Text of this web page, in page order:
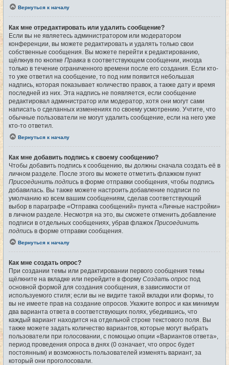
Вернуться к началу
Как мне отредактировать или удалить сообщение?
Если вы не являетесь администратором или модератором
конференции, вы можете редактировать и удалять только свои
собственные сообщения. Вы можете перейти к редактированию,
щёлкнув по кнопке Правка в соответствующем сообщении, иногда
только в течение ограниченного времени после его создания. Если кто-
то уже ответил на сообщение, то под ним появится небольшая
надпись, которая показывает количество правок, а также дату и время
последней из них. Эта надпись не появляется, если сообщение
редактировал администратор или модератор, хотя они могут сами
написать о сделанных изменениях по своему усмотрению. Учтите, что
обычные пользователи не могут удалить сообщение, если на него уже
кто-то ответил.
Вернуться к началу
Как мне добавить подпись к своему сообщению?
Чтобы добавить подпись к сообщению, вы должны сначала создать её в
личном разделе. После этого вы можете отметить флажком пункт
Присоединить подпись в форме отправки сообщения, чтобы подпись
добавилась. Вы также можете настроить добавление подписи по
умолчанию ко всем вашим сообщениям, сделав соответствующий
выбор в параграфе «Отправка сообщений» пункта «Личные настройки»
в личном разделе. Несмотря на это, вы сможете отменить добавление
подписи в отдельных сообщениях, убрав флажок Присоединить
подпись в форме отправки сообщения.
Вернуться к началу
Как мне создать опрос?
При создании темы или редактировании первого сообщения темы
щёлкните на вкладке или перейдите в форму Создать опрос под
основной формой для создания сообщения, в зависимости от
используемого стиля; если вы не видите такой вкладки или формы, то
вы не имеете прав на создание опросов. Укажите вопрос и как минимум
два варианта ответа в соответствующих полях, убедившись, что
каждый вариант находится на отдельной строке текстового поля. Вы
также можете задать количество вариантов, которые могут выбрать
пользователи при голосовании, с помощью опции «Вариантов ответа»,
период проведения опроса в днях (0 означает, что опрос будет
постоянным) и возможность пользователей изменять вариант, за
который они проголосовали.